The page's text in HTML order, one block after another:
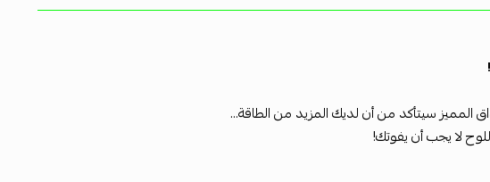
المميز سيتأكد من أن لديك المزيد من الطاقة...
لا يجب أن يفوتك!